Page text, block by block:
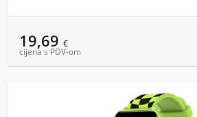
19,69 €
cijena s PDV-om